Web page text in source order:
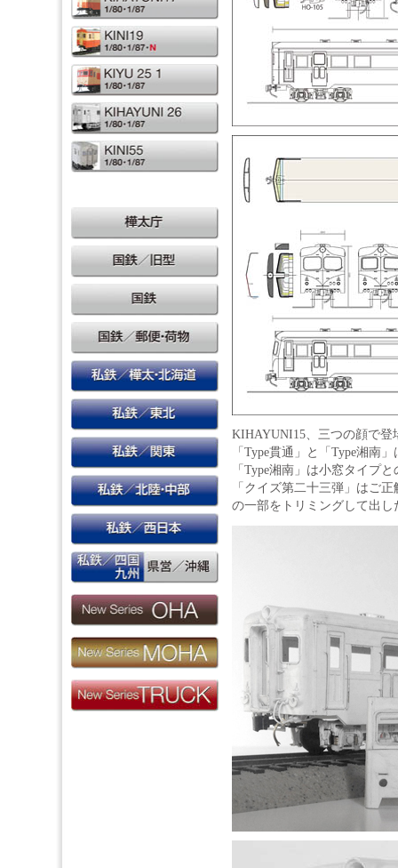
KIHAYUNI15、三つの顔で登
「Type貫通」と「Type湘南
「Type湘南」は小窓タイプ
「クイズ第二十三弾」はご
の一部をトリミングして出